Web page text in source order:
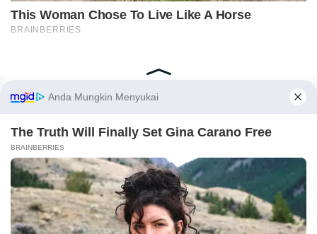
Home Indeks Redaksi Privacy Policy
Disclaimer
Pedoman Media Siber
Tentang Kami
Copyright © 2018-2026